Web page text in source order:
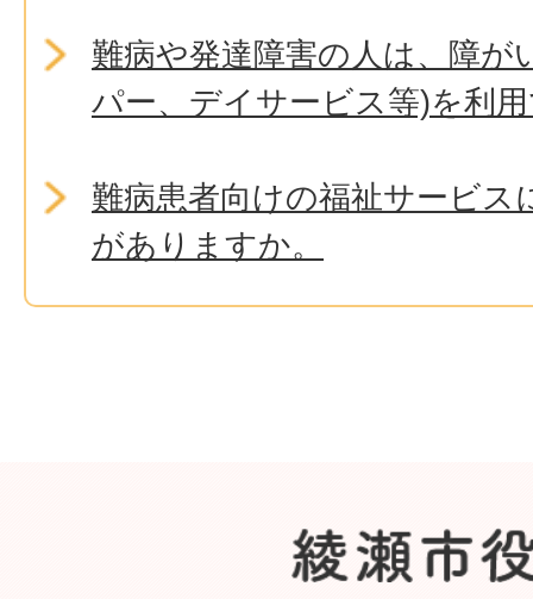
難病や発達障害の人は、障が
パー、デイサービス等)を利
難病患者向けの福祉サービ
がありますか。